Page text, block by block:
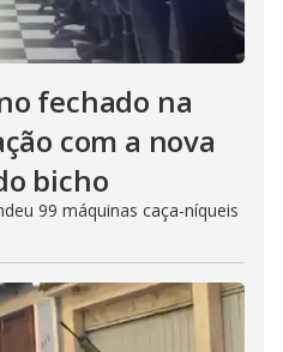
fechado na
com a nova
bicho
99 máquinas caça-níqueis